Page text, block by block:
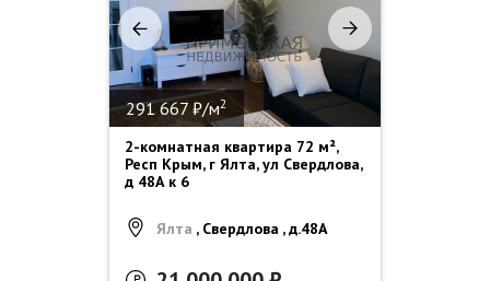
291 667 ₽/м2
2-комнатная квартира 72 м²,
Респ Крым, г Ялта, ул Свердлова,
д 48А к 6
Ялта , Свердлова , д.48А